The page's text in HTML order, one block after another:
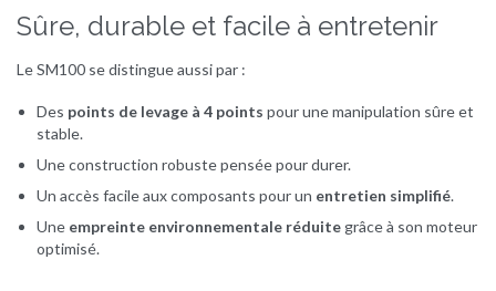
Sûre, durable et facile à entretenir
Le SM100 se distingue aussi par :
Des points de levage à 4 points pour une manipulation sûre et
stable.
Une construction robuste pensée pour durer.
Un accès facile aux composants pour un entretien simplifié.
Une empreinte environnementale réduite grâce à son moteur
optimisé.